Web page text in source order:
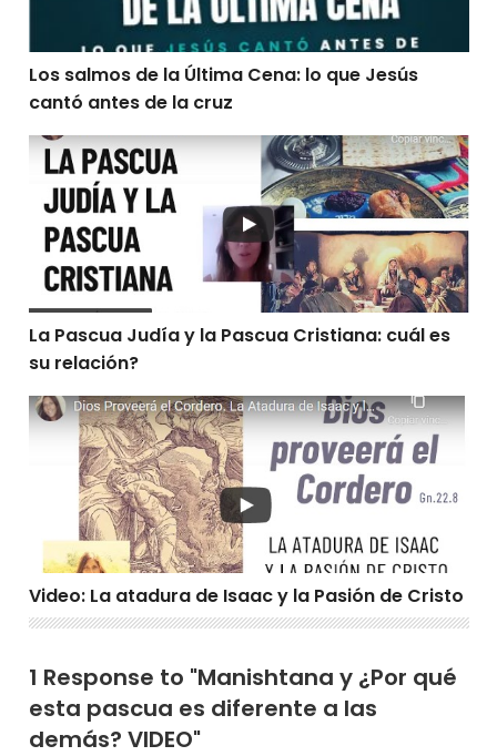
Los salmos de la Última Cena: lo que Jesús
cantó antes de la cruz
La Pascua Judía y la Pascua Cristiana: cuál es su
La Pascua Judía y la Pascua Cristiana: cuál es
su relación?
Video: La atadura de Isaac y la Pasión de Cristo
Video: La atadura de Isaac y la Pasión de Cristo
1 Response to "Manishtana y ¿Por qué
esta pascua es diferente a las
demás? VIDEO"